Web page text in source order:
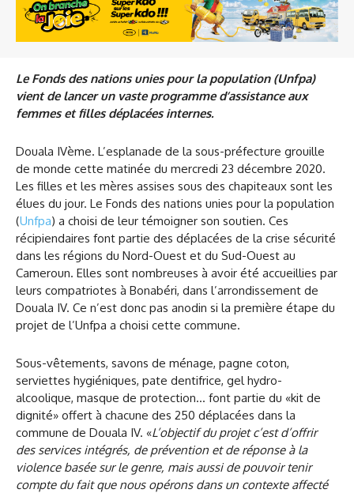
Le Fonds des nations unies pour la population (Unfpa)
vient de lancer un vaste programme d’assistance aux
femmes et filles déplacées internes.
Douala IVème. L’esplanade de la sous-préfecture grouille
de monde cette matinée du mercredi 23 décembre 2020.
Les filles et les mères assises sous des chapiteaux sont les
élues du jour. Le Fonds des nations unies pour la population
(Unfpa) a choisi de leur témoigner son soutien. Ces
récipiendaires font partie des déplacées de la crise sécurité
dans les régions du Nord-Ouest et du Sud-Ouest au
Cameroun. Elles sont nombreuses à avoir été accueillies par
leurs compatriotes à Bonabéri, dans l’arrondissement de
Douala IV. Ce n’est donc pas anodin si la première étape du
projet de l’Unfpa a choisi cette commune.
Sous-vêtements, savons de ménage, pagne coton,
serviettes hygiéniques, pate dentifrice, gel hydro-
alcoolique, masque de protection… font partie du «kit de
dignité» offert à chacune des 250 déplacées dans la
commune de Douala IV. «L’objectif du projet c’est d’offrir
des services intégrés, de prévention et de réponse à la
violence basée sur le genre, mais aussi de pouvoir tenir
compte du fait que nous opérons dans un contexte affecté